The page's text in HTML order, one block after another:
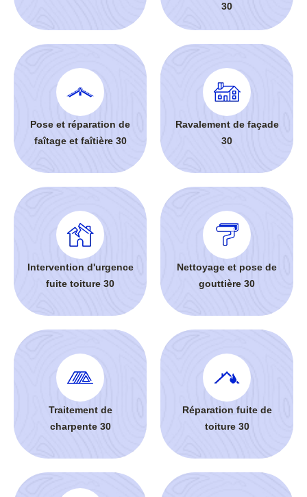
30
Pose et réparation de
faîtage et faîtière 30
Ravalement de façade
30
Intervention d'urgence
fuite toiture 30
Nettoyage et pose de
gouttière 30
Traitement de
charpente 30
Réparation fuite de
toiture 30